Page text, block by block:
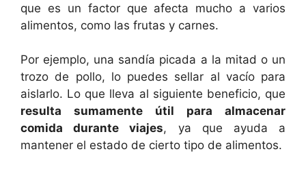
que es un factor que afecta mucho a varios
alimentos, como las frutas y carnes.
Por ejemplo, una sandía picada a la mitad o un
trozo de pollo, lo puedes sellar al vacío para
aislarlo. Lo que lleva al siguiente beneficio, que
resulta sumamente útil para almacenar
comida durante viajes, ya que ayuda a
mantener el estado de cierto tipo de alimentos.